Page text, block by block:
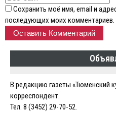
Сохранить моё имя, email и
последующих моих комментариев.
В редакцию газеты «Тюменский
корреспондент.
Тел. 8 (3452) 29-70-52.